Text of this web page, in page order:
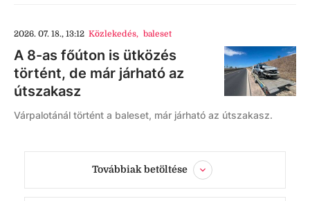
2026. 07. 18., 13:12 Közlekedés, baleset
A 8-as főúton is ütközés
történt, de már járható az
útszakasz
Várpalotánál történt a baleset, már járható az útszakasz.
Továbbiak betöltése